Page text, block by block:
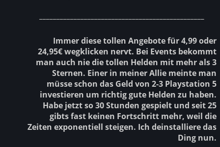
Immer diese tollen Angebote für 4,99 oder
24,95€ wegklicken nervt. Bei Events bekommt
man auch nie die tollen Helden mit mehr als 3
Sternen. Einer in meiner Allie meinte man
müsse schon das Geld von 2-3 Playstation 5
investieren um richtig gute Helden zu haben.
Habe jetzt so 30 Stunden gespielt und seit 25
gibts fast keinen Fortschritt mehr, weil die
Zeiten exponentiell steigen. Ich deinstalliere das
Ding nun.